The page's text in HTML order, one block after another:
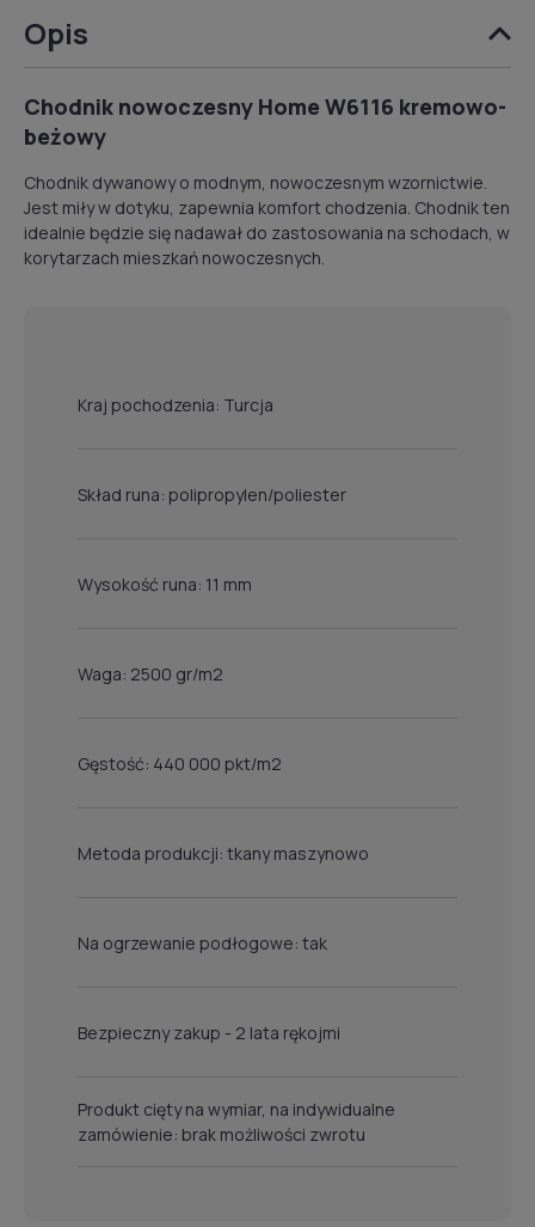
Opis
Chodnik nowoczesny Home W6116 kremowo-
beżowy
Chodnik dywanowy o modnym, nowoczesnym wzornictwie.
Jest miły w dotyku, zapewnia komfort chodzenia. Chodnik ten
idealnie będzie się nadawał do zastosowania na schodach, w
korytarzach mieszkań nowoczesnych.
Kraj pochodzenia: Turcja
Skład runa: polipropylen/poliester
Wysokość runa: 11 mm
Waga: 2500 gr/m2
Gęstość: 440 000 pkt/m2
Metoda produkcji: tkany maszynowo
Na ogrzewanie podłogowe: tak
Bezpieczny zakup - 2 lata rękojmi
Produkt cięty na wymiar, na indywidualne
zamówienie: brak możliwości zwrotu